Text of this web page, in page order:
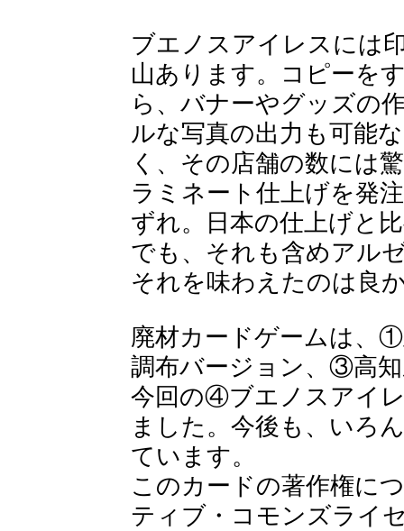
ブエノスアイレスには
山あります。コピーを
ら、バナーやグッズの
ルな写真の出力も可能
く、その店舗の数には
ラミネート仕上げを発
ずれ。日本の仕上げと
でも、それも含めアル
それを味わえたのは良
廃材カードゲームは、
調布バージョン、③高
今回の④ブエノスアイ
ました。今後も、いろ
ています。
このカードの著作権に
ティブ・コモンズライ